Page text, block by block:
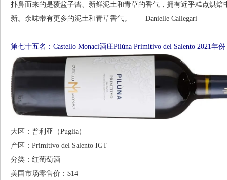
扑鼻而来的是覆盆子酱、新鲜泥土和青草的香气，拥有近乎糕点烘
新。余味带有更多的泥土和青草香气。——Danielle Callegari
第七十五名：Castello Monaci酒庄Pilùna Primitivo del Salento 2021年份
大区：普利亚（Puglia）
产区：Primitivo del Salento IGT
分类：红葡萄酒
美国市场零售价：$14